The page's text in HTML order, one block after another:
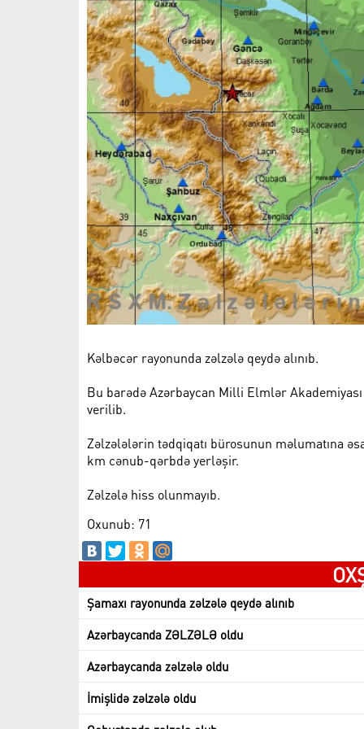
Kəlbəcər rayonunda zəlzələ qeydə alınıb.
Bu barədə Azərbaycan Milli Elmlər
verilib.
Zəlzələlərin tədqiqatı bürosunun məlumatına
km cənub-qərbdə yerləşir.
Zəlzələ hiss olunmayıb.
Oxunub: 71
Şamaxı rayonunda zəlzələ qeydə alınıb
Azərbaycanda ZƏLZƏLƏ oldu
Azərbaycanda zəlzələ oldu
İmişlidə zəlzələ oldu